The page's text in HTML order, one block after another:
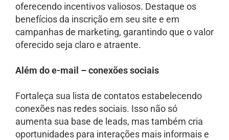
oferecendo incentivos valiosos. Destaque os
benefícios da inscrição em seu site e em
campanhas de marketing, garantindo que o valor
oferecido seja claro e atraente.
Além do e-mail – conexões sociais
Fortaleça sua lista de contatos estabelecendo
conexões nas redes sociais. Isso não só
aumenta sua base de leads, mas também cria
oportunidades para interações mais informais e